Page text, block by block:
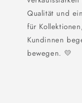
Qualität und
für
Kundinnen
bewegen. 💛